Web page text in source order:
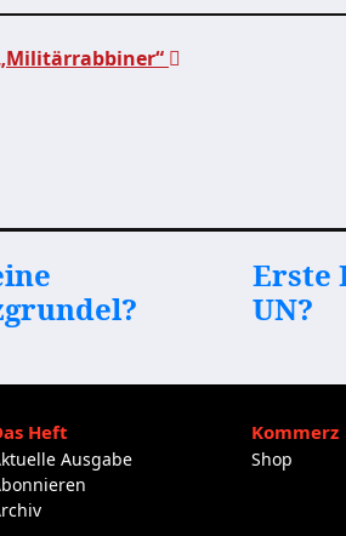
Erste
UN?
Heft
Ausgabe
Kommerz
Shop